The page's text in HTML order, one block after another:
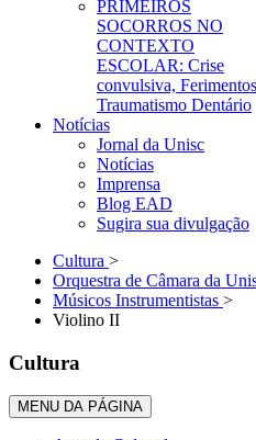
PRIMEIROS
SOCORROS NO
CONTEXTO
ESCOLAR: Crise
convulsiva,
Traumatismo Dentário
Notícias
Jornal da Unisc
Notícias
Imprensa
Blog EAD
Sugira sua divulgação
Cultura >
Orquestra de Câmara da
Músicos Instrumentistas >
Violino II
Cultura
MENU DA PÁGINA